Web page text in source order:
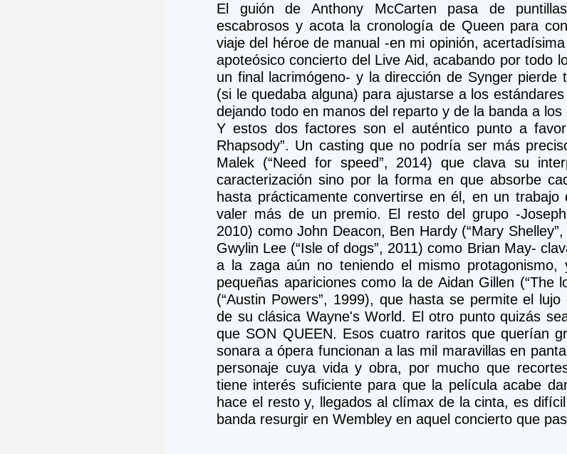
El guión de Anthony McCarten pasa de
escabrosos y acota la cronología de Queen para
viaje del héroe de manual -en mi opinión,
apoteósico concierto del Live Aid, acabando por todo
un final lacrimógeno- y la dirección de Synger pierde
(si le quedaba alguna) para ajustarse a los
dejando todo en manos del reparto y de la banda a los
Y estos dos factores son el auténtico punto a favor
Rhapsody”. Un casting que no podría ser más
Malek (“Need for speed”, 2014) que clava su
caracterización sino por la forma en que absorbe
hasta prácticamente convertirse en él, en un
valer más de un premio. El resto del grupo -Joseph
2010) como John Deacon, Ben Hardy (“Mary
Gwylin Lee (“Isle of dogs”, 2011) como Brian May-
a la zaga aún no teniendo el mismo protagonismo,
pequeñas apariciones como la de Aidan Gillen (“The
(“Austin Powers”, 1999), que hasta se permite el
de su clásica Wayne's World. El otro punto quizás
que SON QUEEN. Esos cuatro raritos que querían
sonara a ópera funcionan a las mil maravillas en
personaje cuya vida y obra, por mucho que
tiene interés suficiente para que la película acabe
hace el resto y, llegados al clímax de la cinta, es
banda resurgir en Wembley en aquel concierto que